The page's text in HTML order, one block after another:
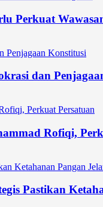
Perkuat
dan
Rofiqi,
Pastikan